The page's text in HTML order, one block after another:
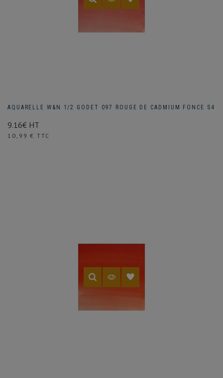
AQUARELLE W&N 1/2 GODET 097 ROUGE DE CADMIUM FONCE S4
9.16€ HT
Prix
10,99 € TTC